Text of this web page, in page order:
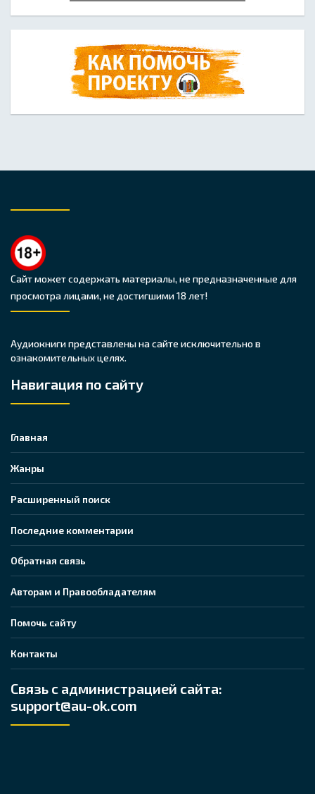
Сайт может содержать материалы, не предназначенные для
просмотра лицами, не достигшими 18 лет!
Аудиокниги представлены на сайте исключительно в
ознакомительных целях.
Навигация по сайту
Главная
Жанры
Расширенный поиск
Последние комментарии
Обратная связь
Авторам и Правообладателям
Помочь сайту
Контакты
Связь с администрацией сайта:
support@au-ok.com